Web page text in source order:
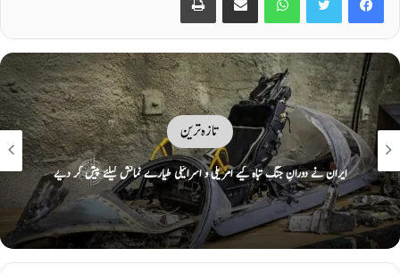
تازہ ترین
ایران نے دورانِ جنگ تباہ کیے امریکی و اسرائیلی طیارے نمائش کیلئے پیش کر دیے